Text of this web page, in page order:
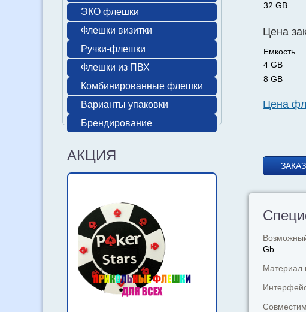
32 GB
Цена
Емкость
4 GB
8 GB
Цена
Gb
Материал
ЭКО флешки
Флешки визитки
Ручки-флешки
Флешки из ПВХ
Комбинированные флешки
Варианты упаковки
Брендирование
АКЦИЯ